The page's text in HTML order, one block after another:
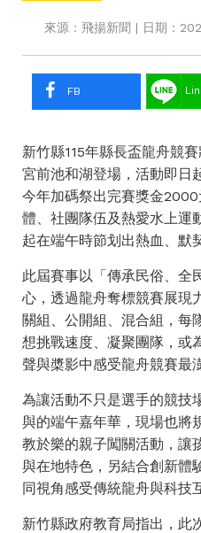
來源：飛揚新聞 | 日期：
FB
新竹縣115年縣長盃龍舟競
宮前池和湖登場，活動即日
今年加碼祭出完賽獎金
體、社團隊伍及熱愛水上運
起在端午時節划出熱血、默
此屆賽事以「傳承民俗、全
心，透過龍舟奪標競賽展現
關組、公開組、混合組，每
想挑戰速度、凝聚團隊，或
聲與槳影中感受龍舟競賽最
為讓活動不只是選手的競技
與的端午嘉年華，現場也將
教於樂的親子闖關活動，讓
與在地特色，另結合創新體
同視角感受傳統龍舟與科技
新竹縣政府教育局指出，此